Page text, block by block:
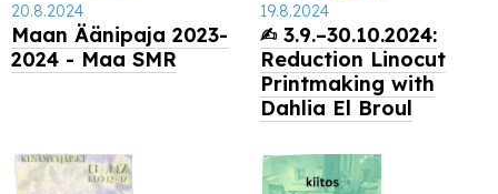
20.8.2024
Maan Äänipaja 2023-
2024 - Maa SMR
19.8.2024
✍︎ 3.9.–30.10.2024:
Reduction Linocut
Printmaking with
Dahlia El Broul